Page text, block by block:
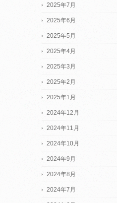
2025年7月
2025年6月
2025年5月
2025年4月
2025年3月
2025年2月
2025年1月
2024年12月
2024年11月
2024年10月
2024年9月
2024年8月
2024年7月